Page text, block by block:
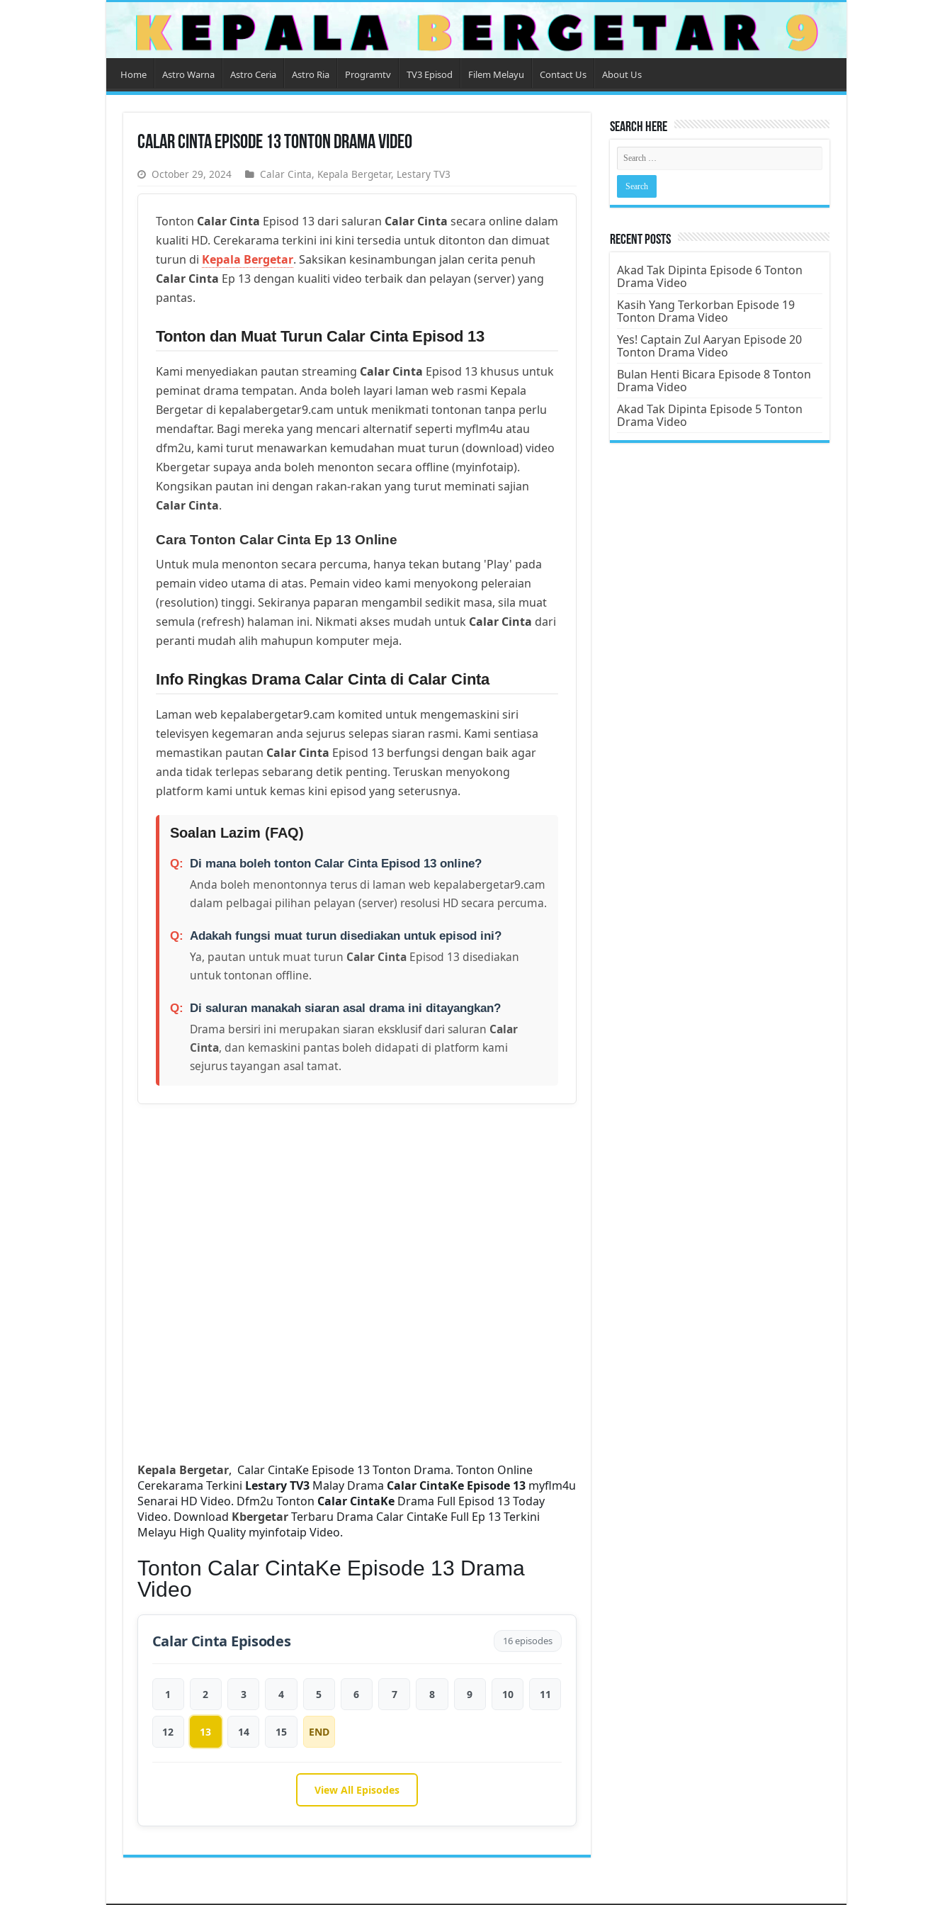
Home Astro Warna Astro Ceria Astro Ria Programtv TV3 Episod Filem Melayu Contact Us About Us
Calar Cinta Episode 13 Tonton Drama Video
October 29, 2024 Calar Cinta, Kepala Bergetar, Lestary TV3
Tonton Calar Cinta Episod 13 dari saluran Calar Cinta secara online dalam
kualiti HD. Cerekarama terkini ini kini tersedia untuk ditonton dan dimuat
turun di Kepala Bergetar. Saksikan kesinambungan jalan cerita penuh
Calar Cinta Ep 13 dengan kualiti video terbaik dan pelayan (server) yang
pantas.
Tonton dan Muat Turun Calar Cinta Episod 13
Kami menyediakan pautan streaming Calar Cinta Episod 13 khusus untuk
peminat drama tempatan. Anda boleh layari laman web rasmi Kepala
Bergetar di kepalabergetar9.cam untuk menikmati tontonan tanpa perlu
mendaftar. Bagi mereka yang mencari alternatif seperti myflm4u atau
dfm2u, kami turut menawarkan kemudahan muat turun (download) video
Kbergetar supaya anda boleh menonton secara offline (myinfotaip).
Kongsikan pautan ini dengan rakan-rakan yang turut meminati sajian
Calar Cinta.
Cara Tonton Calar Cinta Ep 13 Online
Untuk mula menonton secara percuma, hanya tekan butang 'Play' pada
pemain video utama di atas. Pemain video kami menyokong peleraian
(resolution) tinggi. Sekiranya paparan mengambil sedikit masa, sila muat
semula (refresh) halaman ini. Nikmati akses mudah untuk Calar Cinta dari
peranti mudah alih mahupun komputer meja.
Info Ringkas Drama Calar Cinta di Calar Cinta
Laman web kepalabergetar9.cam komited untuk mengemaskini siri
televisyen kegemaran anda sejurus selepas siaran rasmi. Kami sentiasa
memastikan pautan Calar Cinta Episod 13 berfungsi dengan baik agar
anda tidak terlepas sebarang detik penting. Teruskan menyokong
platform kami untuk kemas kini episod yang seterusnya.
Soalan Lazim (FAQ)
Di mana boleh tonton Calar Cinta Episod 13 online?
Anda boleh menontonnya terus di laman web kepalabergetar9.cam
dalam pelbagai pilihan pelayan (server) resolusi HD secara percuma.
Adakah fungsi muat turun disediakan untuk episod ini?
Ya, pautan untuk muat turun Calar CintaEpisod 13 disediakan
untuk tontonan offline.
Di saluran manakah siaran asal drama ini ditayangkan?
Drama bersiri ini merupakan siaran eksklusif dari saluran Calar
Cinta, dan kemaskini pantas boleh didapati di platform kami
sejurus tayangan asal tamat.
Kepala Bergetar, Calar CintaKe Episode 13 Tonton Drama. Tonton Online
Cerekarama Terkini Lestary TV3Malay Drama Calar CintaKe Episode 13 myflm4u
Senarai HD Video. Dfm2u Tonton Calar CintaKe Drama Full Episod 13 Today
Video. Download KbergetarTerbaru Drama Calar CintaKe Full Ep 13 Terkini
Melayu High Quality myinfotaip Video.
Tonton Calar CintaKe Episode 13 Drama
Video
Calar Cinta Episodes 16 episodes
1 2 3 4 5 6 7 8 9 10 11
12 13 14 15 END
View All Episodes
Search Here
Recent Posts
Akad Tak Dipinta Episode 6 Tonton
Drama Video
Kasih Yang Terkorban Episode 19
Tonton Drama Video
Yes! Captain Zul Aaryan Episode 20
Tonton Drama Video
Bulan Henti Bicara Episode 8 Tonton
Drama Video
Akad Tak Dipinta Episode 5 Tonton
Drama Video